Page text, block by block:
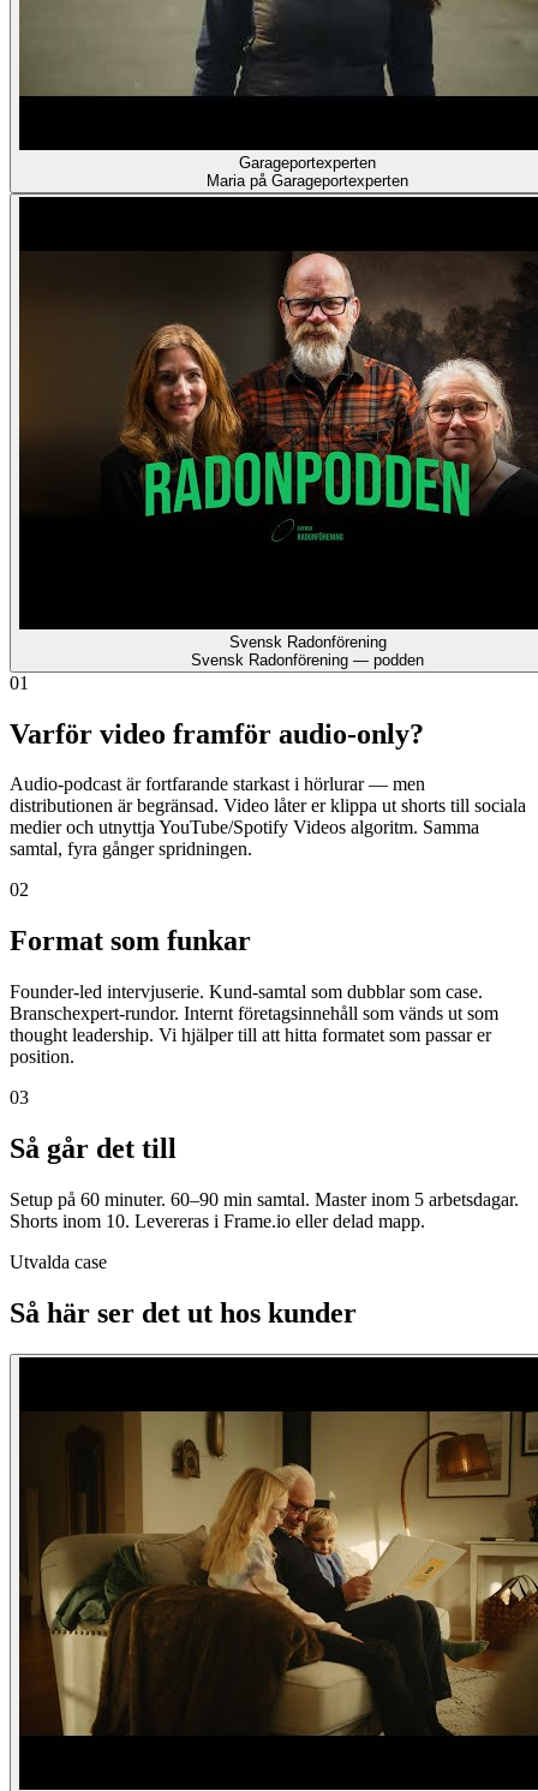
Garageportexperten
Maria på Garageportexperten
Svensk Radonförening
Svensk Radonförening — podden
01
Varför video framför audio-only?
Audio-podcast är fortfarande starkast i hörlurar — men
distributionen är begränsad. Video låter er klippa ut shorts till sociala
medier och utnyttja YouTube/Spotify Videos algoritm. Samma
samtal, fyra gånger spridningen.
02
Format som funkar
Founder-led intervjuserie. Kund-samtal som dubblar som case.
Branschexpert-rundor. Internt företagsinnehåll som vänds ut som
thought leadership. Vi hjälper till att hitta formatet som passar er
position.
03
Så går det till
Setup på 60 minuter. 60–90 min samtal. Master inom 5 arbetsdagar.
Shorts inom 10. Levereras i Frame.io eller delad mapp.
Utvalda case
Så här ser det ut hos kunder